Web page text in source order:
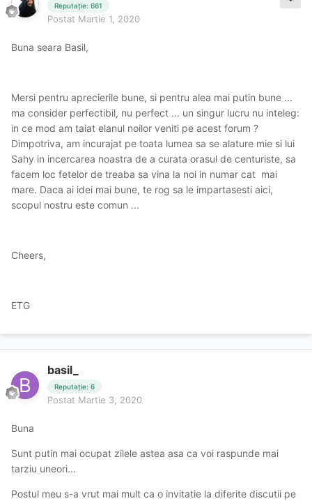
Reputație: 661
Postat Martie 1, 2020
Buna seara Basil,
Mersi pentru aprecierile bune, si pentru alea mai putin bune ...
ma consider perfectibil, nu perfect ... un singur lucru nu inteleg:
in ce mod am taiat elanul noilor veniti pe acest forum ?
Dimpotriva, am incurajat pe toata lumea sa se alature mie si lui
Sahy in incercarea noastra de a curata orasul de centuriste, sa
facem loc fetelor de treaba sa vina la noi in numar cat mai
mare. Daca ai idei mai bune, te rog sa le impartasesti aici,
scopul nostru este comun ...
Cheers,
ETG
basil_
Reputație: 6
Postat Martie 3, 2020
Buna
Sunt putin mai ocupat zilele astea asa ca voi raspunde mai
tarziu uneori...
Postul meu s-a vrut mai mult ca o invitatie la diferite discutii pe